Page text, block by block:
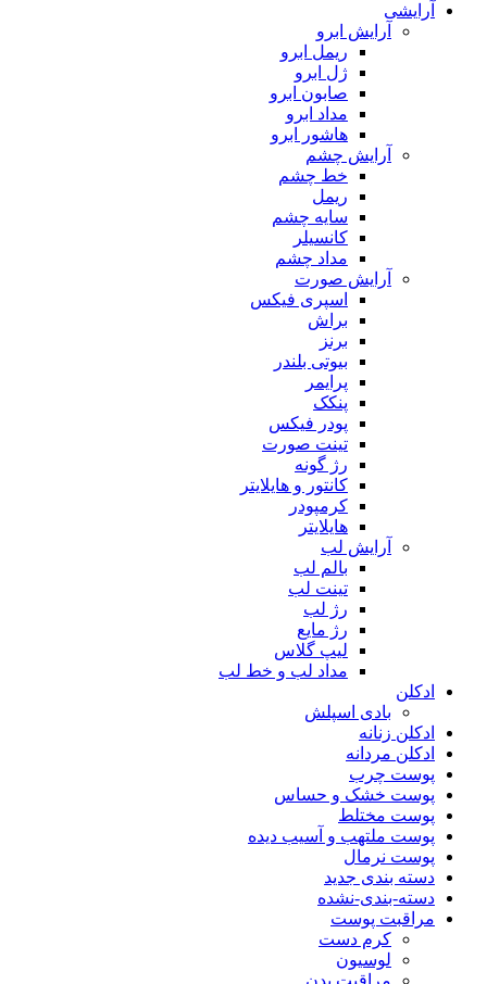
آرایشی
آرایش ابرو
ریمل ابرو
ژل ابرو
صابون ابرو
مداد ابرو
هاشور ابرو
آرایش چشم
خط چشم
ریمل
سایه چشم
کانسیلر
مداد چشم
آرایش صورت
اسپری فیکس
براش
برنز
بیوتی بلندر
پرایمر
پنکک
پودر فیکس
تینت صورت
رژ گونه
کانتور و هایلایتر
کرمپودر
هایلایتر
آرایش لب
بالم لب
تینت لب
رژ لب
رژ مایع
لیپ گلاس
مداد لب و خط لب
ادکلن
بادی اسپلش
ادکلن زنانه
ادکلن مردانه
پوست چرب
پوست خشک و حساس
پوست مختلط
پوست ملتهب و آسیب دیده
پوست نرمال
دسته بندی جدید
دسته-بندی-نشده
مراقبت پوست
کرم دست
لوسیون